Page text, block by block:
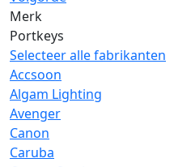
Merk
Portkeys
Selecteer alle fabrikanten
Accsoon
Algam Lighting
Avenger
Canon
Caruba